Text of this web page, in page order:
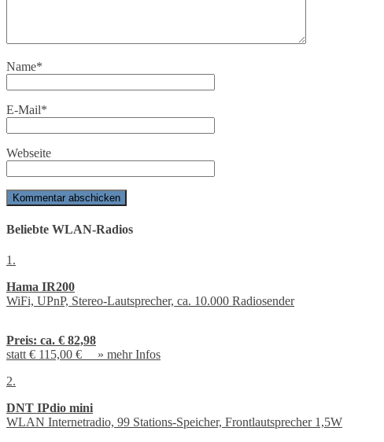
Name*
E-Mail*
Webseite
Beliebte WLAN-Radios
1.
Hama IR200
WiFi, UPnP, Stereo-Lautsprecher, ca. 10.000 Radiosender
Preis: ca. € 82,98
statt € 115,00 € » mehr Infos
2.
DNT IPdio mini
WLAN Internetradio, 99 Stations-Speicher, Frontlautsprecher 1,5W